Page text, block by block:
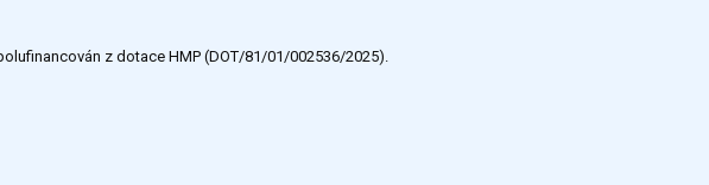
z dotace HMP (DOT/81/01/002536/2025).